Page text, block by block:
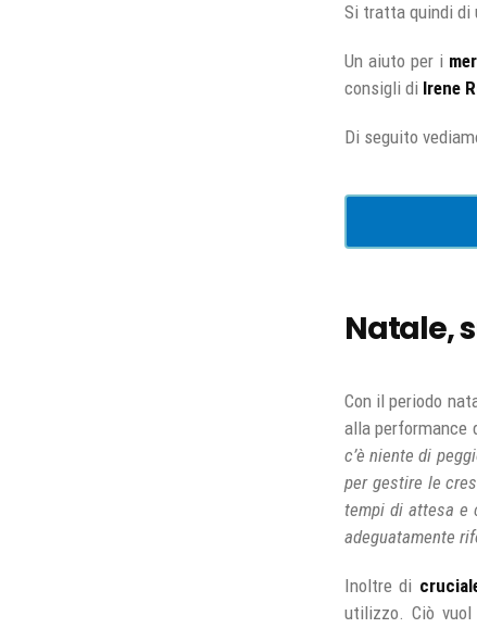
Si tratta quindi di
Un aiuto per i
consigli di Irene
Di seguito
Natale,
Con il periodo
alla performance
c’è niente di
per gestire le
tempi di attesa e
adeguatamente
Inoltre di
utilizzo. Ciò vuol